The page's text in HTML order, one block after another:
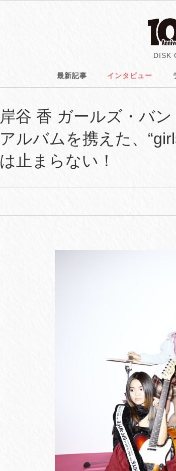
DISK
最新記事 インタビュー
岸谷 香 ガールズ・バン
アルバムを携えた、
は止まらない！